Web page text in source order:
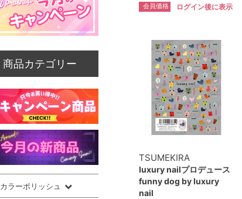
会員価格 ログイン後に表示
TSUMEKIRA
luxury nailプロデュース
funny dog by luxury
nail
商品カテゴリー
カラーポリッシュ